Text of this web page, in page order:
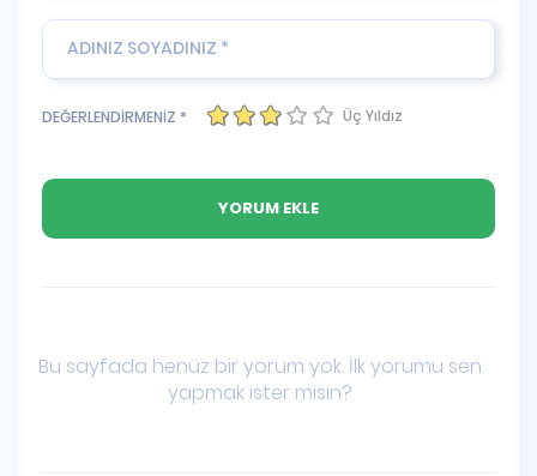
DEĞERLENDİRMENİZ * Üç Yıldız
Bu sayfada henüz bir yorum yok. İlk yorumu sen
yapmak ister misin?